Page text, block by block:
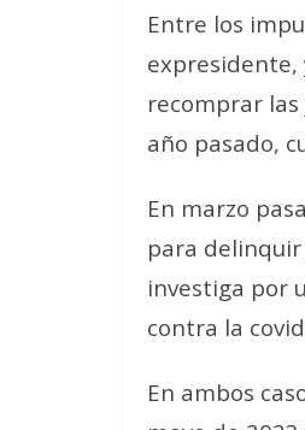
Entre los
expresidente,
recomprar las
año pasado,
En marzo
para delinquir
investiga por
contra la
En ambos